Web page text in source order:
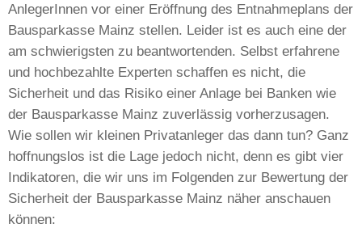
AnlegerInnen vor einer Eröffnung des Entnahmeplans der
Bausparkasse Mainz stellen. Leider ist es auch eine der
am schwierigsten zu beantwortenden. Selbst erfahrene
und hochbezahlte Experten schaffen es nicht, die
Sicherheit und das Risiko einer Anlage bei Banken wie
der Bausparkasse Mainz zuverlässig vorherzusagen.
Wie sollen wir kleinen Privatanleger das dann tun? Ganz
hoffnungslos ist die Lage jedoch nicht, denn es gibt vier
Indikatoren, die wir uns im Folgenden zur Bewertung der
Sicherheit der Bausparkasse Mainz näher anschauen
können: